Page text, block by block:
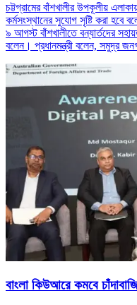
চট্টগ্রামের বাঁশখালীর উপকূলীয়
কর্মসংস্থানের সুযোগ সৃষ্টি করা হবে
৯ আগস্ট বাঁশখালীতে বন্যার্তদের
বলেন। প্রধানমন্ত্রী বলেন, সমুদ্র
বাংলা কিউআরে কমবে